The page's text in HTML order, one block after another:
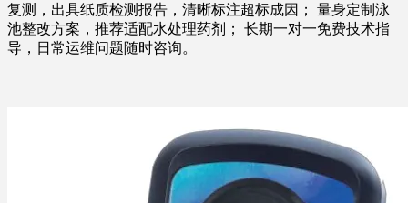
复测，出具纸质检测报告，清晰标注超标成因； 量身定制泳
池整改方案，推荐适配水处理药剂； 长期一对一免费技术指
导，日常运维问题随时咨询。